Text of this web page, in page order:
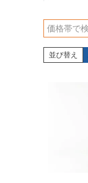
並び替え